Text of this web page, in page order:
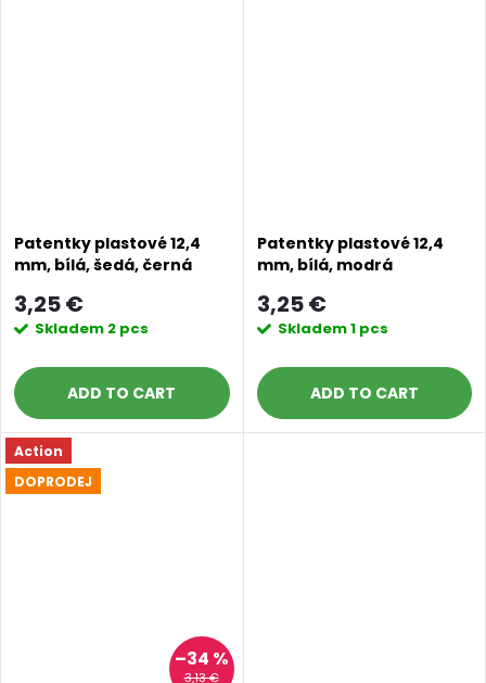
Patentky plastové 12,4
mm, bílá, šedá, černá
3,25 €
Skladem 2 pcs
ADD TO CART
Patentky plastové 12,4
mm, bílá, modrá
3,25 €
Skladem1 pcs
ADD TO CART
Action
DOPRODEJ
3,13 €
–34 %